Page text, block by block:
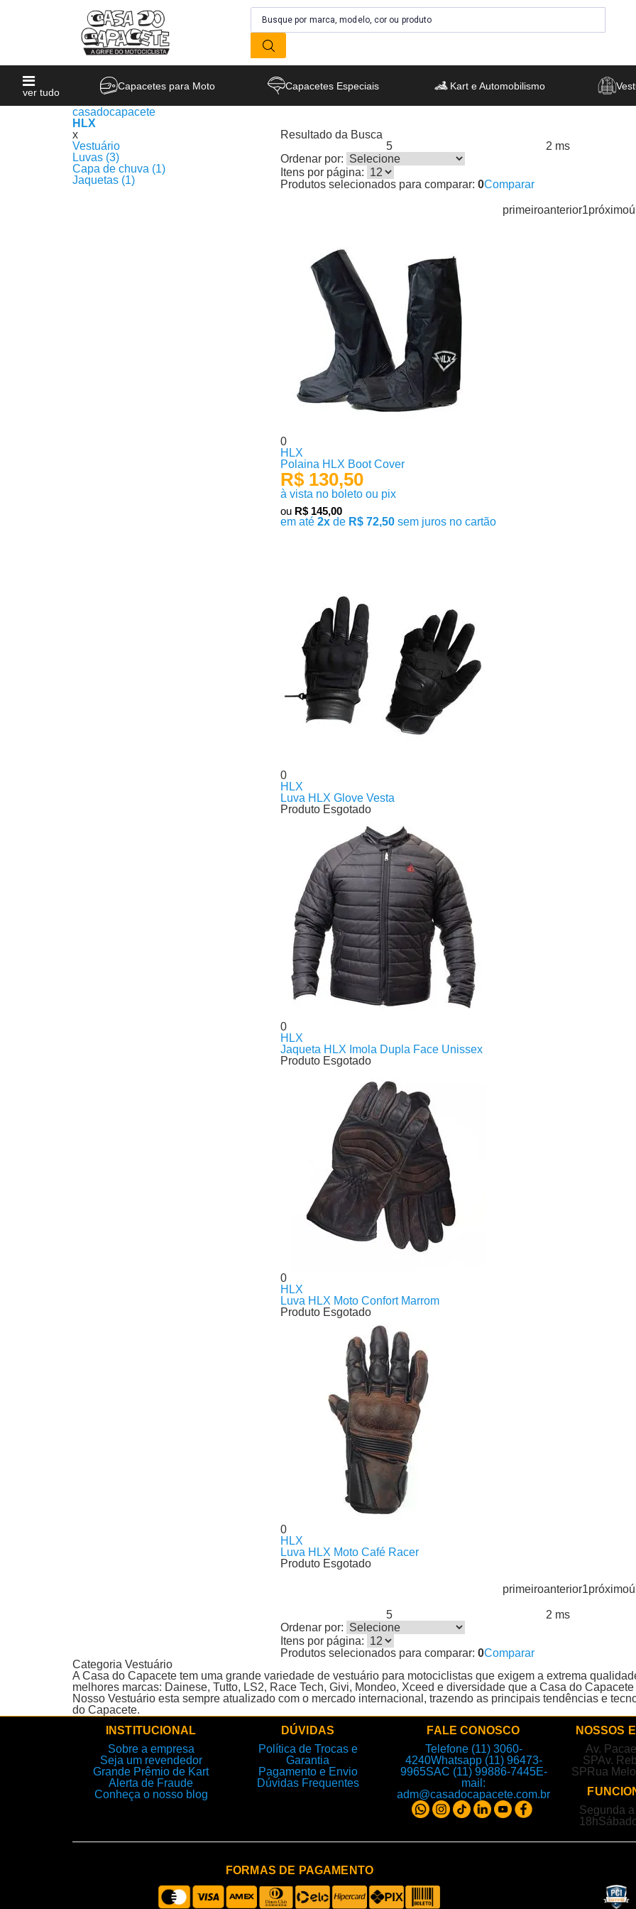
ver tudo
Capacetes para Moto Capacetes Especiais Kart e Automobilismo
casadocapacete
HLX
x
Vestuário
Luvas (3)
Capa de chuva (1)
Jaquetas (1)
Resultado da Busca
5
2 ms
Ordenar por:
Itens por página:
Produtos selecionados para comparar: 0Comparar
primeiroanterior1próximo
0
HLX
Polaina HLX Boot Cover
R$ 130,50
à vista no boleto ou pix
ou R$ 145,00
em até 2xde R$ 72,50sem juros no cartão
0
HLX
Luva HLX Glove Vesta
Produto Esgotado
0
HLX
Jaqueta HLX Imola Dupla Face Unissex
Produto Esgotado
0
HLX
Luva HLX Moto Confort Marrom
Produto Esgotado
0
HLX
Luva HLX Moto Café Racer
Produto Esgotado
primeiroanterior1próximo
5
2 ms
Ordenar por:
Itens por página:
Produtos selecionados para comparar: 0Comparar
Categoria Vestuário
A Casa do Capacete tem uma grande variedade de vestuário para motociclistas que exigem a extrema
melhores marcas: Dainese, Tutto, LS2, Race Tech, Givi, Mondeo, Xceed e diversidade que a Casa do
Nosso Vestuário esta sempre atualizado com o mercado internacional, trazendo as principais tendências e
do Capacete.
INSTITUCIONAL
Sobre a empresa
Seja um revendedor
Grande Prêmio de Kart
Alerta de Fraude
Conheça o nosso blog
DÚVIDAS
Política de Trocas e
Garantia
Pagamento e Envio
Dúvidas Frequentes
FALE CONOSCO
Telefone (11) 3060-
4240Whatsapp (11) 96473-
9965SAC (11) 99886-7445E-
mail:
adm@casadocapacete.com.br
NOSSOS
Av.
SPAv.
SP Rua
Segunda
18h
FORMAS DE PAGAMENTO